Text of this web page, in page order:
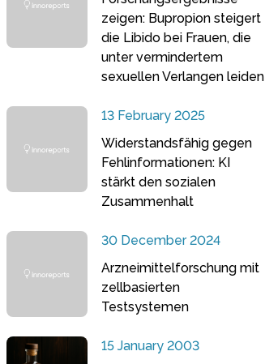
zeigen: Bupropion steigert
die Libido bei Frauen, die
unter vermindertem
sexuellen Verlangen leiden
13 February 2025
Widerstandsfähig gegen
Fehlinformationen: KI
stärkt den sozialen
Zusammenhalt
30 December 2024
Arzneimittelforschung mit
zellbasierten
Testsystemen
15 January 2003